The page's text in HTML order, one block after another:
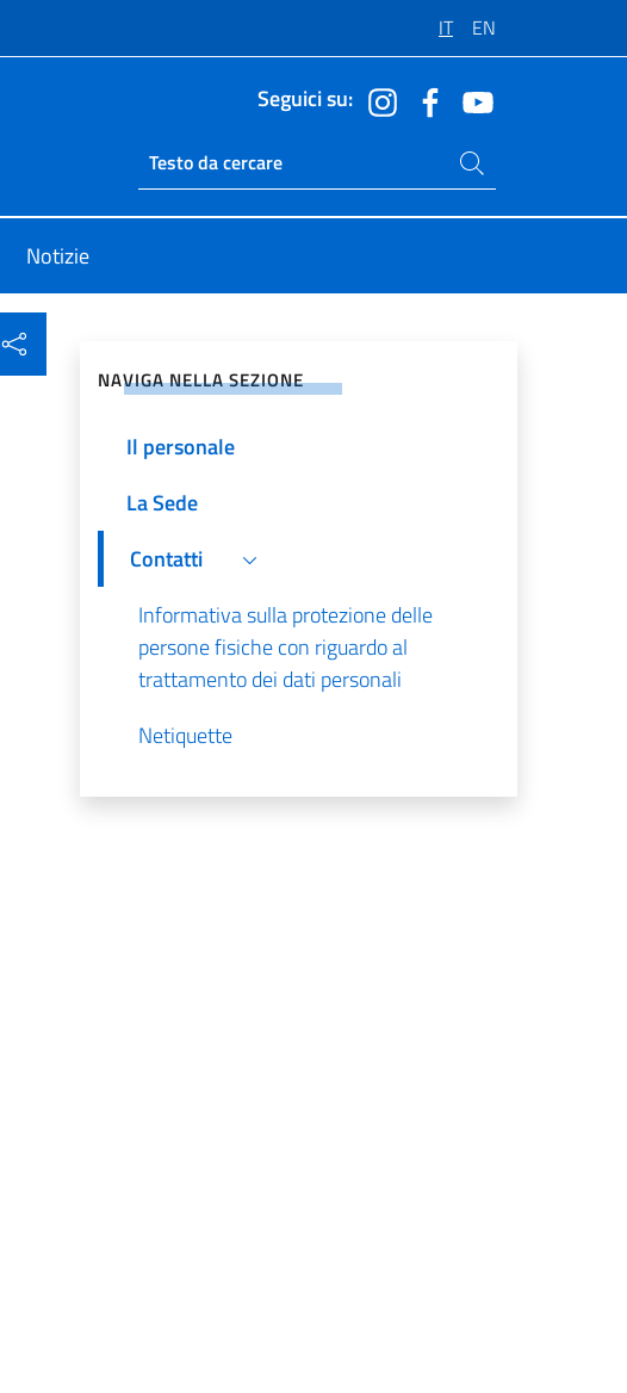
IT EN
Seguici su:
Ricerca sito live
Cerca nel sito
Notizie
NAVIGA NELLA SEZIONE
Il personale
La Sede
Contatti
Informativa sulla protezione delle
persone fisiche con riguardo al
trattamento dei dati personali
Netiquette